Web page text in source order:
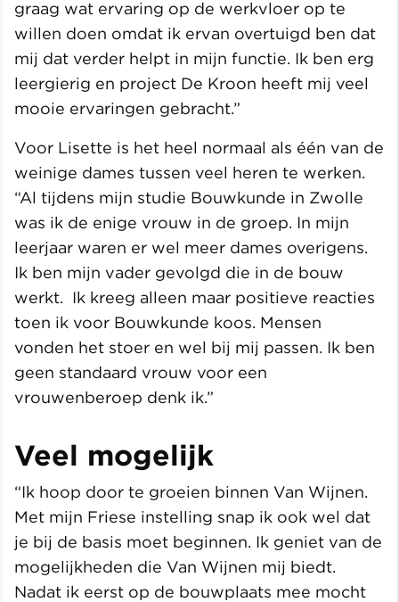
graag wat ervaring op de werkvloer op te
willen doen omdat ik ervan overtuigd ben dat
mij dat verder helpt in mijn functie. Ik ben erg
leergierig en project De Kroon heeft mij veel
mooie ervaringen gebracht.”
Voor Lisette is het heel normaal als één van de
weinige dames tussen veel heren te werken.
“Al tijdens mijn studie Bouwkunde in Zwolle
was ik de enige vrouw in de groep. In mijn
leerjaar waren er wel meer dames overigens.
Ik ben mijn vader gevolgd die in de bouw
werkt. Ik kreeg alleen maar positieve reacties
toen ik voor Bouwkunde koos. Mensen
vonden het stoer en wel bij mij passen. Ik ben
geen standaard vrouw voor een
vrouwenberoep denk ik.”
Veel mogelijk
“Ik hoop door te groeien binnen Van Wijnen.
Met mijn Friese instelling snap ik ook wel dat
je bij de basis moet beginnen. Ik geniet van de
mogelijkheden die Van Wijnen mij biedt.
Nadat ik eerst op de bouwplaats mee mocht